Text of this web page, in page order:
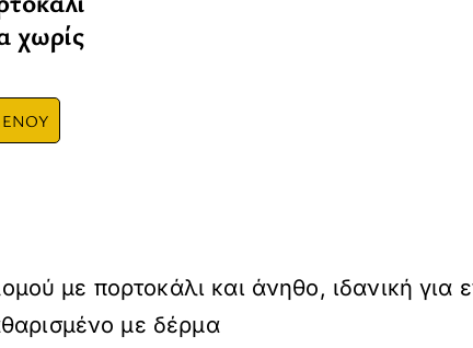
χωρίς
με πορτοκάλι και άνηθο, ιδανική
με δέρμα